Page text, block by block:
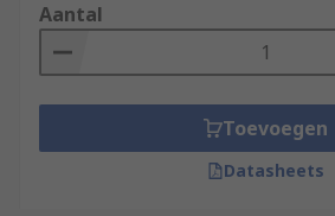
Aantal
Toevoegen
Datasheets